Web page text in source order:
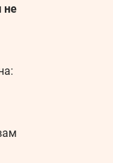
не